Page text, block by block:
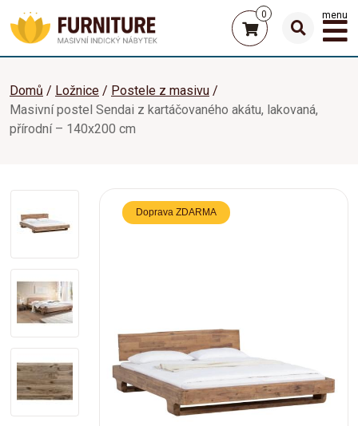
0 menu
Domů Ložnice
Postele z masivu
Masivní postel Sendai z kartáčovaného akátu, lakovaná,
přírodní – 140x200 cm
Doprava ZDARMA